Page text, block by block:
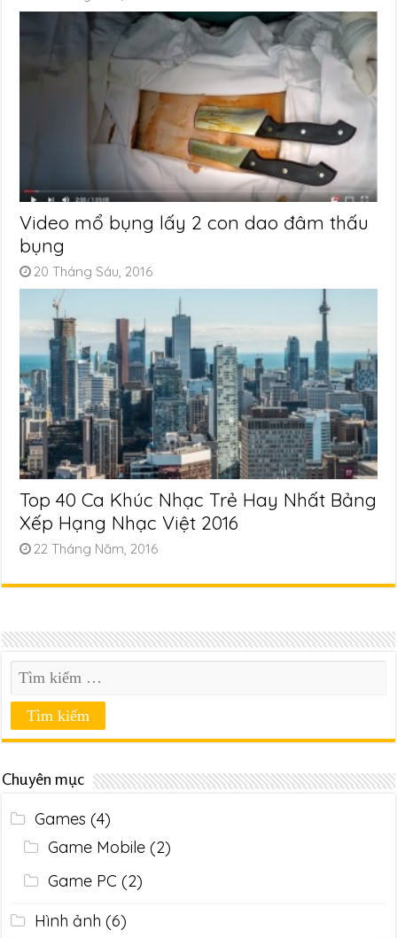
Video mổ bụng lấy 2 con dao đâm thấu
bụng
20 Tháng Sáu, 2016
Top 40 Ca Khúc Nhạc Trẻ Hay Nhất Bảng
Xếp Hạng Nhạc Việt 2016
22 Tháng Năm, 2016
Chuyên mục
Games (4)
Game Mobile(2)
Game PC (2)
Hình ảnh (6)